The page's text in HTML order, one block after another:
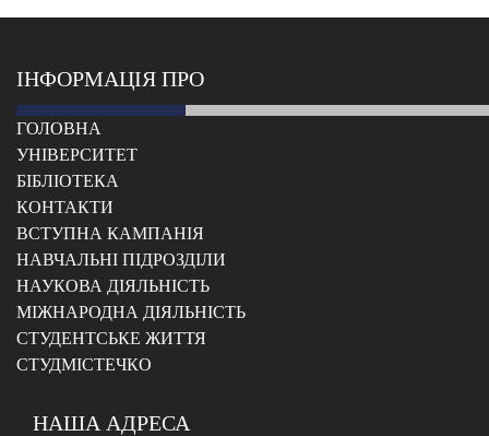
ІНФОРМАЦІЯ ПРО
ГОЛОВНА
УНІВЕРСИТЕТ
БІБЛІОТЕКА
КОНТАКТИ
ВСТУПНА КАМПАНІЯ
НАВЧАЛЬНІ ПІДРОЗДІЛИ
НАУКОВА ДІЯЛЬНІСТЬ
МІЖНАРОДНА ДІЯЛЬНІСТЬ
CТУДЕНТСЬКЕ ЖИТТЯ
CТУДМІСТЕЧКО
НАША АДРЕСА